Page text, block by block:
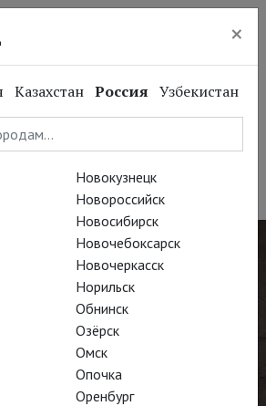
×
Казахстан Россия Узбекистан
Новокузнецк
Новороссийск
Новосибирск
Новочебоксарск
Новочеркасск
Норильск
Обнинск
Озёрск
Омск
Опочка
Оренбург